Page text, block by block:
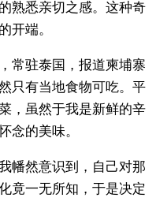
熟悉亲切之感。这种奇
开端。
常驻泰国，报道柬埔寨
只有当地食物可吃。平
，虽然于我是新鲜的辛
念的美味。
幡然意识到，自己对那
竟一无所知，于是决定